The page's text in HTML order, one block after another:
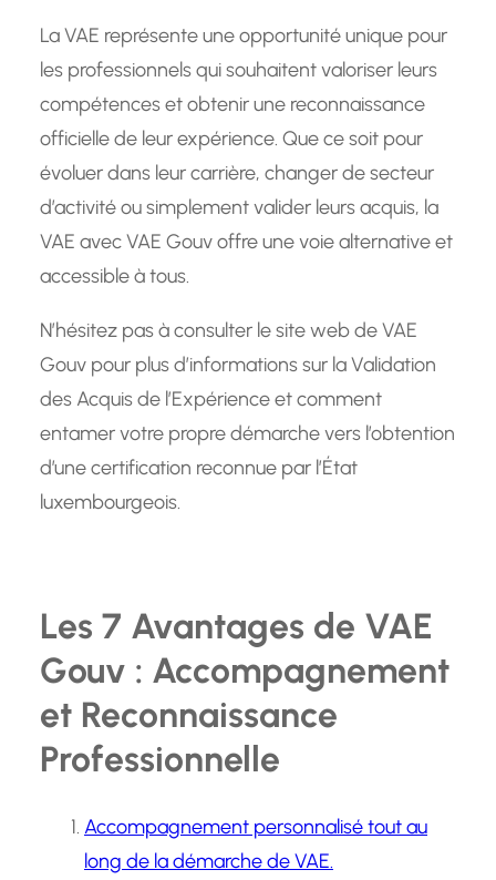
La VAE représente une opportunité unique pour
les professionnels qui souhaitent valoriser leurs
compétences et obtenir une reconnaissance
officielle de leur expérience. Que ce soit pour
évoluer dans leur carrière, changer de secteur
d’activité ou simplement valider leurs acquis, la
VAE avec VAE Gouv offre une voie alternative et
accessible à tous.
N’hésitez pas à consulter le site web de VAE
Gouv pour plus d’informations sur la Validation
des Acquis de l’Expérience et comment
entamer votre propre démarche vers l’obtention
d’une certification reconnue par l’État
luxembourgeois.
Les 7 Avantages de VAE
Gouv : Accompagnement
et Reconnaissance
Professionnelle
Accompagnement personnalisé tout au
long de la démarche de VAE.